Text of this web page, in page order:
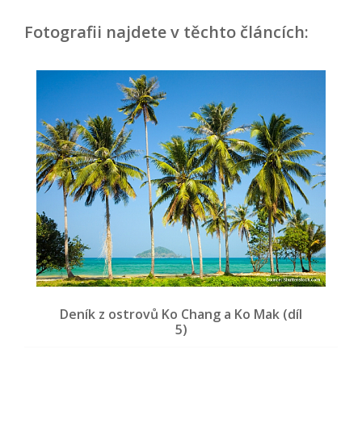
Fotografii najdete v těchto článcích:
Deník z ostrovů Ko Chang a Ko Mak (díl
5)